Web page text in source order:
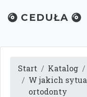
CEDUŁA
Start Katalog
W jakich
ortodonty